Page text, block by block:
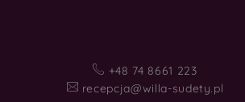
+48 74 8661 223
recepcja@willa-sudety.pl